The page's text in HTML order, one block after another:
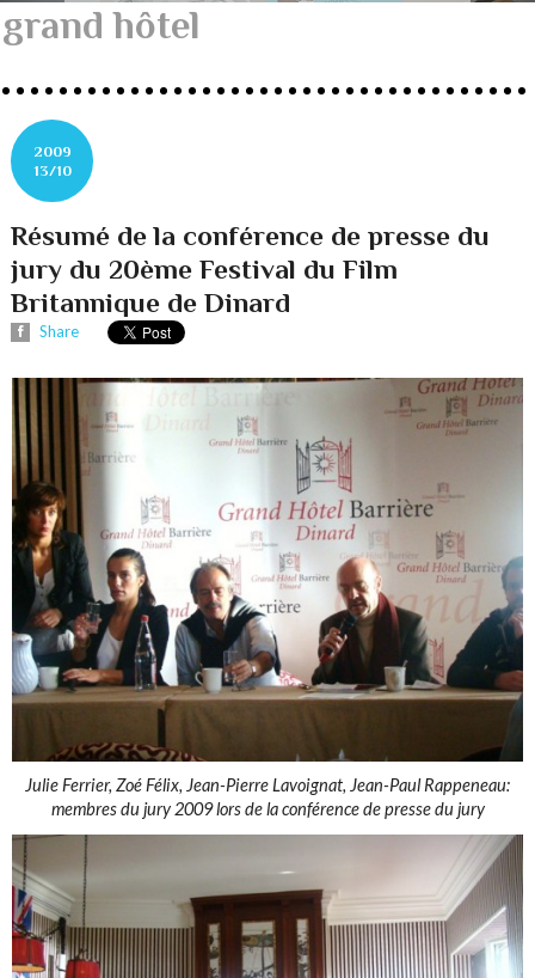
grand hôtel
2009
13/10
Résumé de la conférence de presse du
jury du 20ème Festival du Film
Britannique de Dinard
Share
Julie Ferrier, Zoé Félix, Jean-Pierre Lavoignat, Jean-Paul Rappeneau:
membres du jury 2009 lors de la conférence de presse du jury